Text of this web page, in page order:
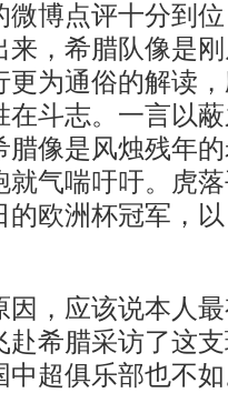
微博点评十分到
来，希腊队像是
更为通俗的解读
在斗志。一言以
腊像是风烛残年
就气喘吁吁。虎
的欧洲杯冠军，
，应该说本人最
赴希腊采访了这
中超俱乐部也不